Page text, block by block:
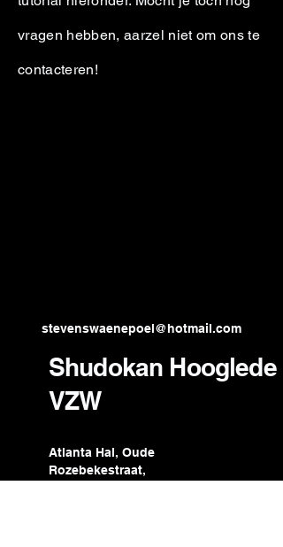
vragen hebben, aarzel niet om ons te
contacteren!
stevenswaenepoel@hotmail.com
Shudokan Hooglede
VZW
Atlanta Hal, Oude
Rozebekestraat,